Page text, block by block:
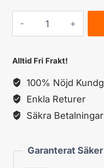
NORDSAT
Topphuv
x
48mm
kabelgenomföring
Alltid Fri Frakt!
100% Nöjd
Enkla Returer
Säkra Betalningar
Garanterat